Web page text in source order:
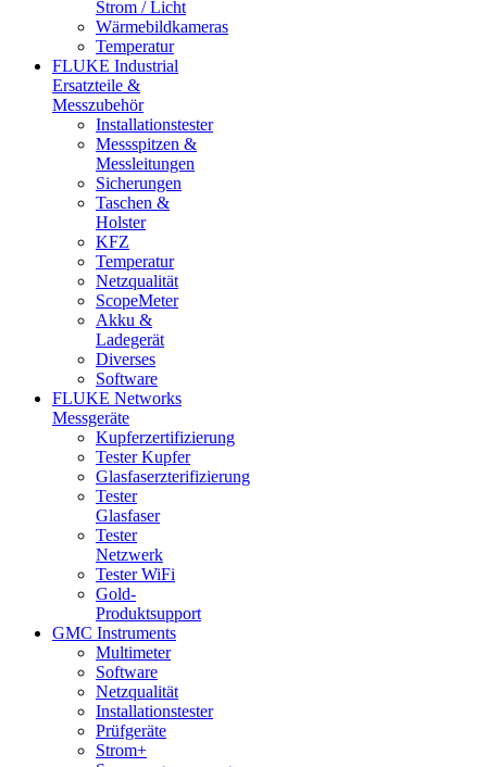
Strom / Licht
Wärmebildkameras
Temperatur
FLUKE Industrial
Ersatzteile &
Messzubehör
Installationstester
Messspitzen &
Messleitungen
Sicherungen
Taschen &
Holster
KFZ
Temperatur
Netzqualität
ScopeMeter
Akku &
Ladegerät
Diverses
Software
FLUKE Networks
Messgeräte
Kupferzertifizierung
Tester Kupfer
Glasfaserzterifizierung
Tester
Glasfaser
Tester
Netzwerk
Tester WiFi
Gold-
Produktsupport
GMC Instruments
Multimeter
Software
Netzqualität
Installationstester
Prüfgeräte
Strom+